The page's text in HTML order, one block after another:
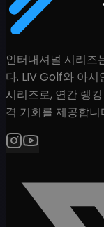
인터내셔널 시리즈
다. LIV Golf와 아
시리즈로, 연간 랭
격 기회를 제공합니